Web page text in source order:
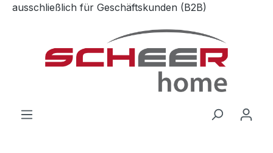
Zum Hauptinhalt springen
ausschließlich für Geschäftskunden (B2B)